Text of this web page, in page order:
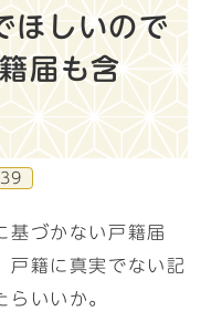
ほしいので
届も含
基づかない戸籍届
戸籍に真実でない記
いいか。